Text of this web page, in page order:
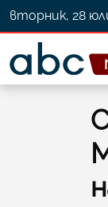
вторник, 28